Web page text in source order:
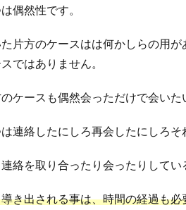
偶然性です。
片方のケースはは何かしらの用
ではありません。
のケースも偶然会っただけで会い
は連絡したにしろ再会したにしろ
絡を取り合ったり会ったりして
き出される事は、時間の経過も